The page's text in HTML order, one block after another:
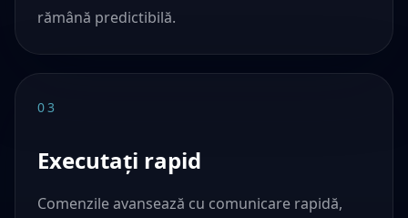
rămână predictibilă.
03
Executați rapid
Comenzile avansează cu comunicare rapidă,